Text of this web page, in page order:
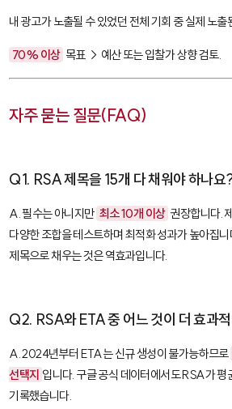
내 광고가 노출될 수 있었던 전체 기회 중 실제 노출
70% 이상 목표 → 예산 또는 입찰가 상향 검토.
자주 묻는 질문(FAQ)
Q1. RSA 제목을 15개 다 채워야 하나요
A. 필수는 아니지만 최소 10개 이상 권장합니다.
다양한 조합을 테스트하며 최적화 성과가 높아집
제목으로 채우는 것은 역효과입니다.
Q2. RSA와 ETA 중 어느 것이 더 효과
A. 2024년부터 ETA는 신규 생성이 불가능하므로
선택지 입니다. 구글 공식 데이터에서도 RSA가
기록했습니다.